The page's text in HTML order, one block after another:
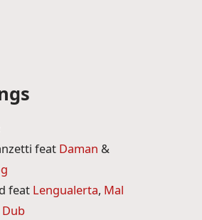
feat Daman &
feat Lengualerta, Mal